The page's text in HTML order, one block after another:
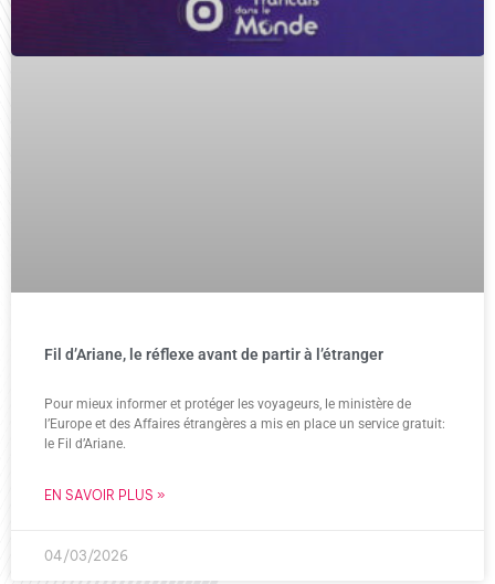
Fil d’Ariane, le réflexe avant de partir à l’étranger
Pour mieux informer et protéger les voyageurs, le ministère de
l’Europe et des Affaires étrangères a mis en place un service gratuit:
le Fil d’Ariane.
EN SAVOIR PLUS »
04/03/2026